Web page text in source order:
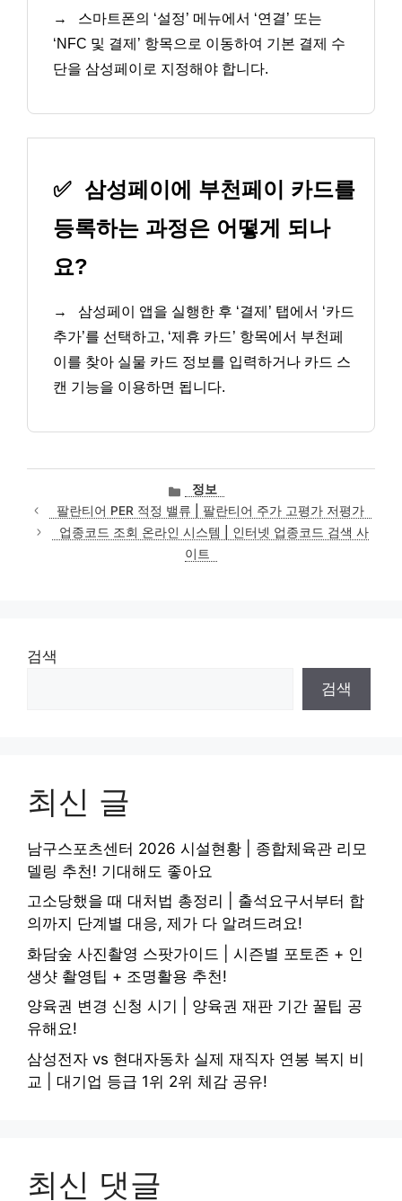
→
스마트폰의 ‘설정’ 메뉴에서 ‘연결’ 또는
‘NFC 및 결제’ 항목으로 이동하여 기본 결제 수
단을 삼성페이로 지정해야 합니다.
✅ 삼성페이에 부천페이 카드를
등록하는 과정은 어떻게 되나
요?
→
삼성페이 앱을 실행한 후 ‘결제’ 탭에서 ‘카드
추가’를 선택하고, ‘제휴 카드’ 항목에서 부천페
이를 찾아 실물 카드 정보를 입력하거나 카드 스
캔 기능을 이용하면 됩니다.
카
테
고
리
정보
팔란티어 PER 적정 밸류 | 팔란티어 주가 고평가 저평가
업종코드 조회 온라인 시스템 | 인터넷 업종코드 검색 사
이트
검색
검색
최신 글
남구스포츠센터 2026 시설현황 | 종합체육관 리모
델링 추천! 기대해도 좋아요
고소당했을 때 대처법 총정리 | 출석요구서부터 합
의까지 단계별 대응, 제가 다 알려드려요!
화담숲 사진촬영 스팟가이드 | 시즌별 포토존 + 인
생샷 촬영팁 + 조명활용 추천!
양육권 변경 신청 시기 | 양육권 재판 기간 꿀팁 공
유해요!
삼성전자 vs 현대자동차 실제 재직자 연봉 복지 비
교 | 대기업 등급 1위 2위 체감 공유!
최신 댓글